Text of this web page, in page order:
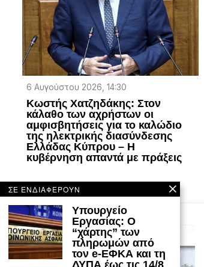
6 Αυγούστου 2026, 14:30
Κωστής Χατζηδάκης: Στον
κάλαθο των αχρήστων οι
αμφισβητήσεις για το καλώδιο
της ηλεκτρικής διασύνδεσης
Ελλάδας Κύπρου – Η
κυβέρνηση απαντά με πράξεις
ΣΕ ΕΝΔΙΑΦΕΡΟΥΝ
Υπουργείο
Εργασίας: Ο
“χάρτης” των
πληρωμών από
τον e-ΕΦΚΑ και τη
ΔΥΠΑ έως τις 14/8